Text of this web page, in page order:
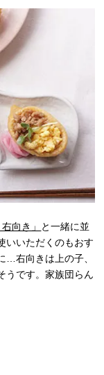
向き」 と一緒に並
いいただくのもおす
…右向きは上の子、
うです。家族団らん